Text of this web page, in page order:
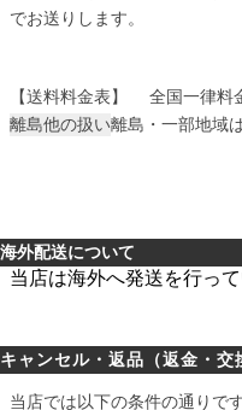
でお送りします。
【送料料金表】
全国一律料
離島他の扱い離島・一部地域
海外配送について
当店は海外へ発送を行っ
キャンセル・返品（返金・交
当店では以下の条件の通りで